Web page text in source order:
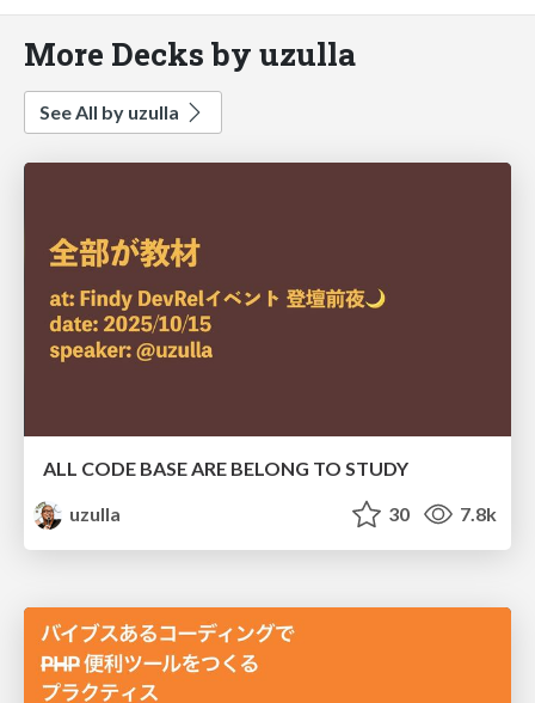
More Decks by uzulla
See All by uzulla
ALL CODE BASE ARE BELONG TO STUDY
uzulla
30 7.8k